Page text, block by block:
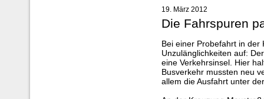
19. März 2012
Die Fahrspuren
Bei einer Probefahrt in
Unzulänglichkeiten auf:
eine Verkehrsinsel. Hier
Busverkehr mussten neu
allem die Ausfahrt unter